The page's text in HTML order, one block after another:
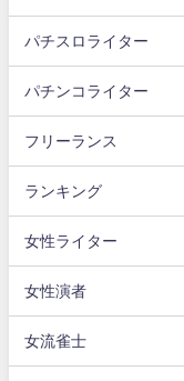
パチスロライター
パチンコライター
フリーランス
ランキング
女性ライター
女性演者
女流雀士